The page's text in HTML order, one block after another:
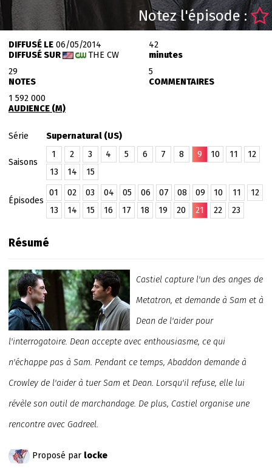
Notez l'épisode :
DIFFUSÉ LE06/05/2014
DIFFUSÉ SUR
THE CW
42
minutes
29
NOTES
5
COMMENTAIRES
1 592 000
AUDIENCE (M)
Série Supernatural (US)
Saisons
1 2 3 4 5 6 7 8 9 10 11
12
13
14 15
Épisodes
01 02 03 04 05 06 07 08 09 10 11
12
13
14 15 16 17 18 19 20 21 22 23
Résumé
Castiel capture l'un des anges de
Metatron, et demande à Sam et à
Dean de l'aider pour
l'interrogatoire. Dean accepte avec enthousiasme, ce qui
n'échappe pas à Sam. Pendant ce temps, Abaddon demande à
Crowley de l'aider à tuer Sam et Dean. Lorsqu'il refuse, elle lui
révèle son outil de marchandage. De plus, Castiel organise une
rencontre avec Gadreel.
Proposé par locke